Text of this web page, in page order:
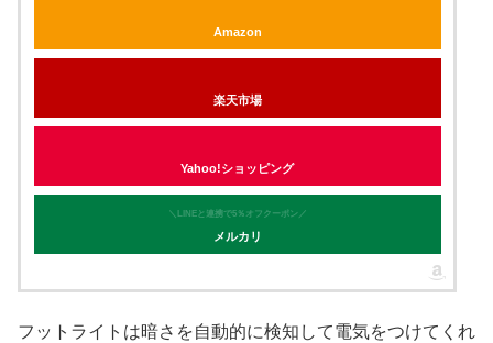
Amazon
楽天市場
Yahoo!ショッピング
＼LINEと連携で5％オフクーポン／
メルカリ
フットライトは暗さを自動的に検知して電気をつけてくれ